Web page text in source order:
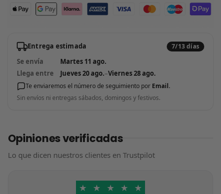
Entrega estimada 7/13 días
Se envía
Martes 11 ago.
Llega entre
Jueves 20 ago.–Viernes 28 ago.
Te enviaremos el número de seguimiento por Email.
Sin envíos ni entregas sábados, domingos y festivos.
Opiniones verificadas
Lo que dicen nuestros clientes en Trustpilot
★ ★ ★ ★ ★